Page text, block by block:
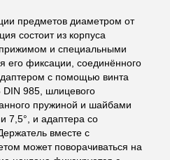
предметов диаметром от
состоит из корпуса
и специальными
его фиксации, соединённого
с помощью винта
DIN 985, шлицевого
пружиной и шайбами
7,5°, и адаптера со
вместе с
может поворачиваться на